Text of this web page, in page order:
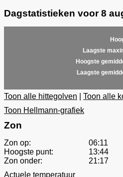
Dagstatistieken voor 8
Laagste
Hoogste
Laagste
Toon alle hittegolven
Toon alle
Toon Hellmann-grafiek
Zon
Zon op:
06:11
Hoogste punt:
13:44
Zon onder:
21:17
Actuele temperatuur